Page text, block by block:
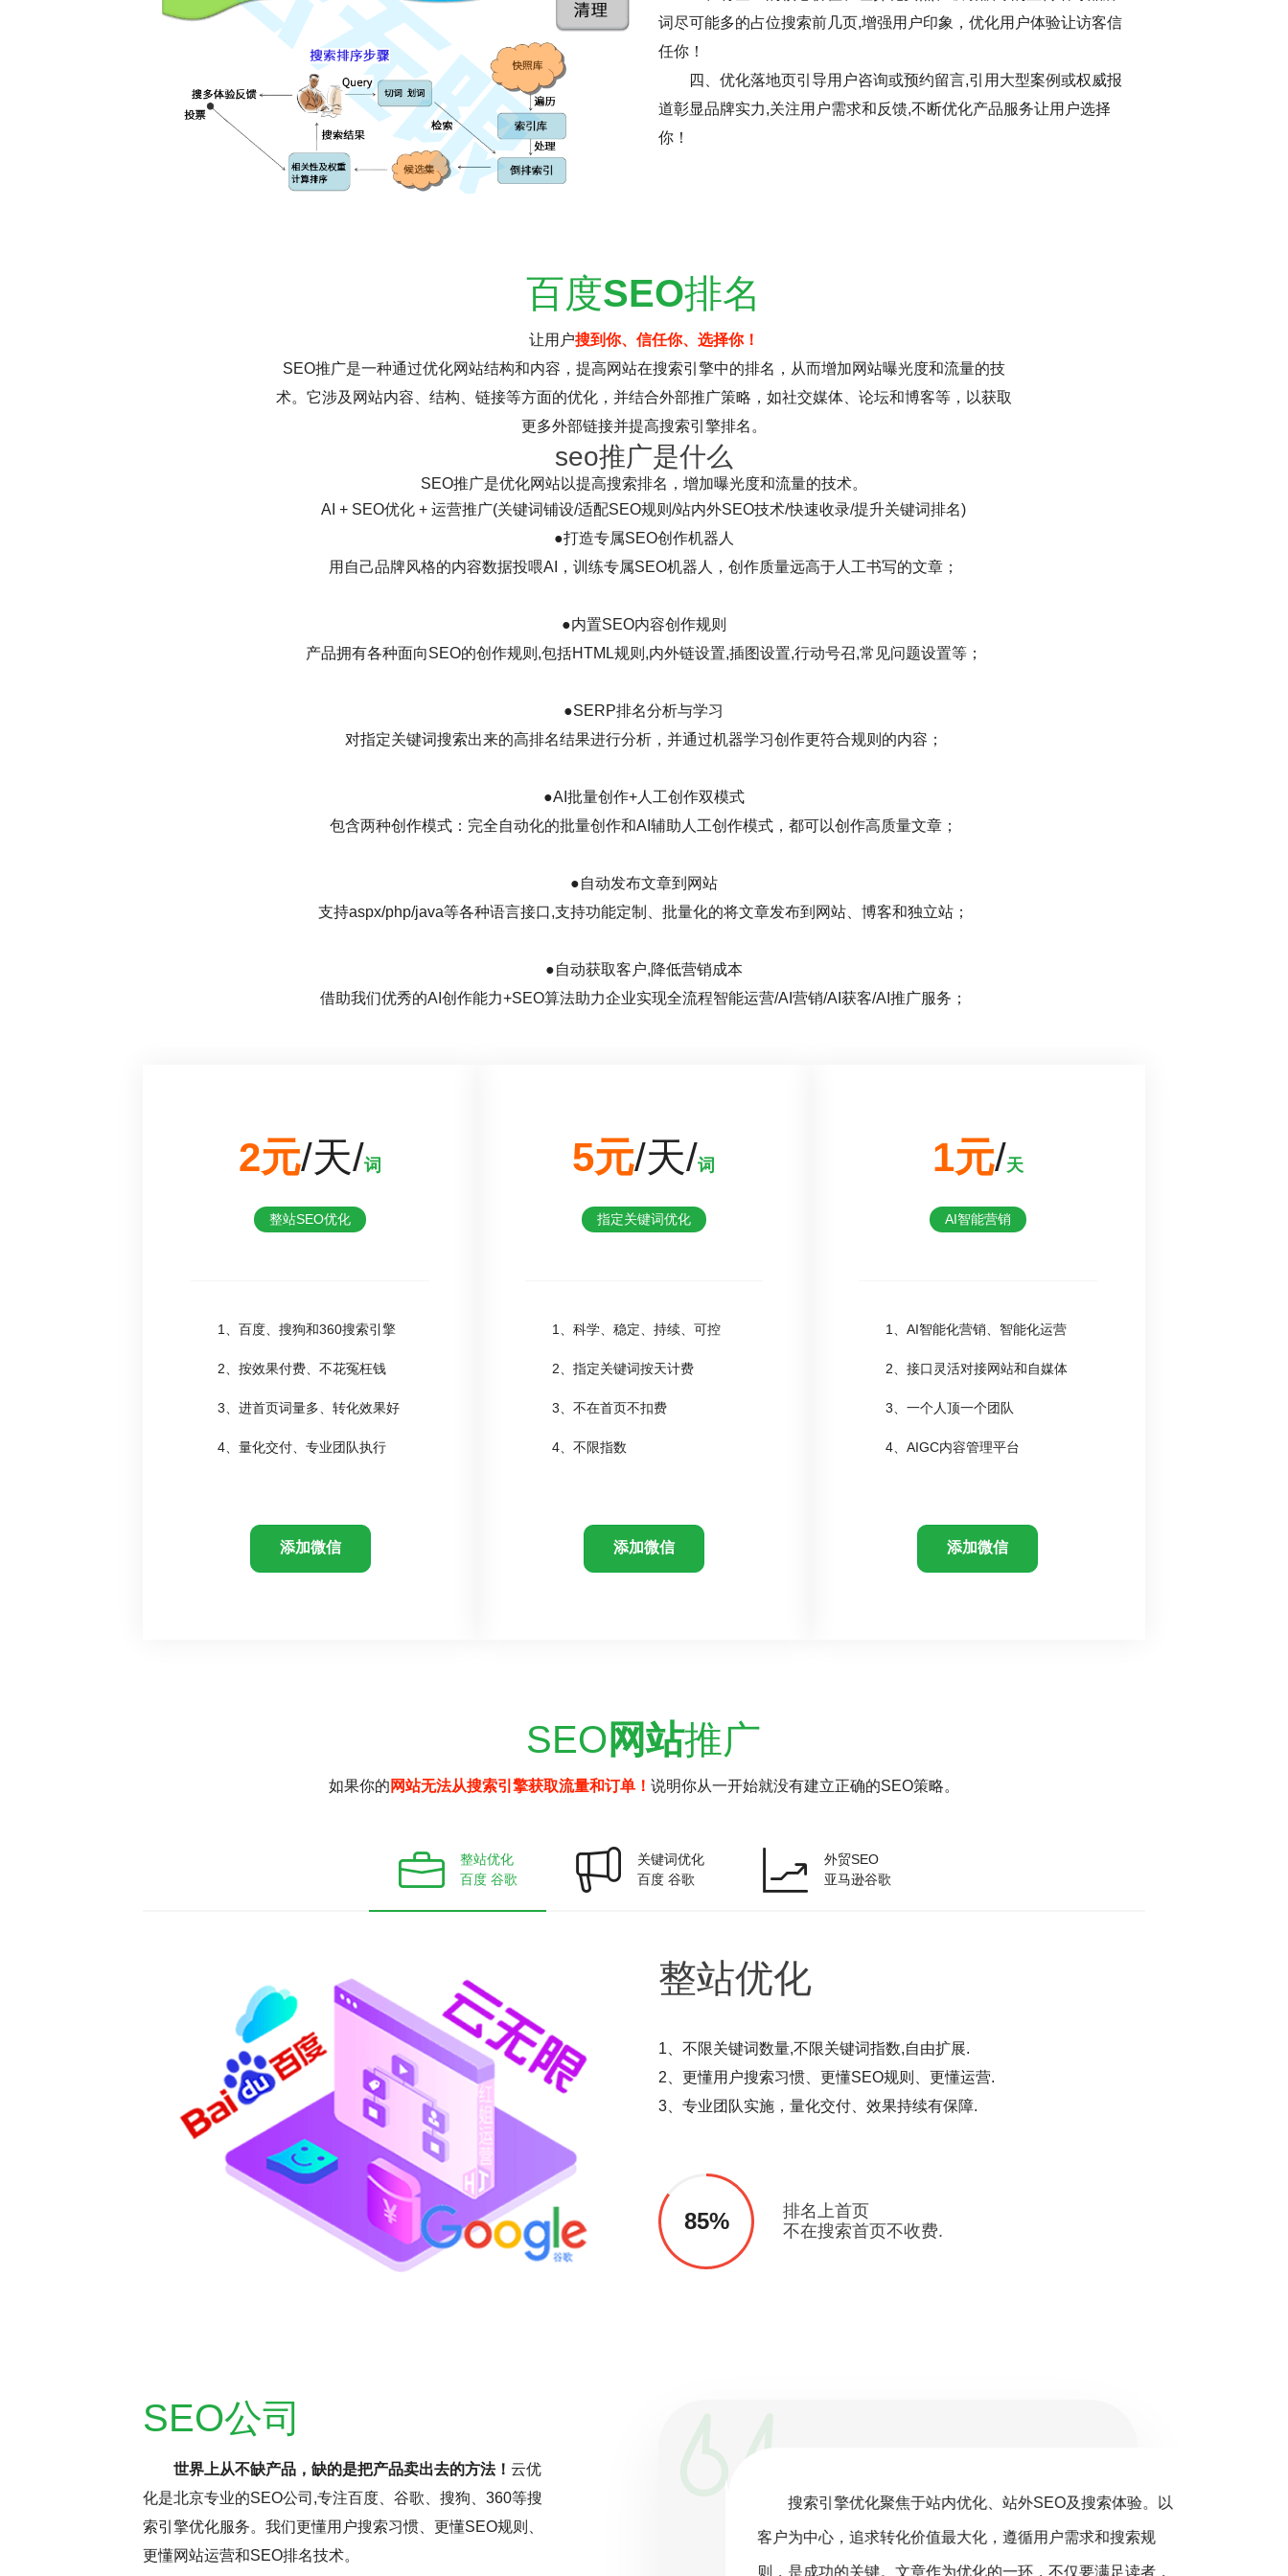
词尽可能多的占位搜索前几页,增强用户印象，优化用户体验让访客信
任你！
四、优化落地页引导用户咨询或预约留言,引用大型案例或权威报
道彰显品牌实力,关注用户需求和反馈,不断优化产品服务让用户选择
你！
百度SEO排名
让用户搜到你、信任你、选择你！
SEO推广是一种通过优化网站结构和内容，提高网站在搜索引擎中的排名，从而增加网站曝光度和流量的技
术。它涉及网站内容、结构、链接等方面的优化，并结合外部推广策略，如社交媒体、论坛和博客等，以获取
更多外部链接并提高搜索引擎排名。
seo推广是什么
SEO推广是优化网站以提高搜索排名，增加曝光度和流量的技术。
AI + SEO优化 + 运营推广(关键词铺设/适配SEO规则/站内外SEO技术/快速收录/提升关键词排名)
●打造专属SEO创作机器人
用自己品牌风格的内容数据投喂AI，训练专属SEO机器人，创作质量远高于人工书写的文章；
●内置SEO内容创作规则
产品拥有各种面向SEO的创作规则,包括HTML规则,内外链设置,插图设置,行动号召,常见问题设置等；
●SERP排名分析与学习
对指定关键词搜索出来的高排名结果进行分析，并通过机器学习创作更符合规则的内容；
●AI批量创作+人工创作双模式
包含两种创作模式：完全自动化的批量创作和AI辅助人工创作模式，都可以创作高质量文章；
●自动发布文章到网站
支持aspx/php/java等各种语言接口,支持功能定制、批量化的将文章发布到网站、博客和独立站；
●自动获取客户,降低营销成本
借助我们优秀的AI创作能力+SEO算法助力企业实现全流程智能运营/AI营销/AI获客/AI推广服务；
2元/天/词
整站SEO优化
1、百度、搜狗和360搜索引擎
2、按效果付费、不花冤枉钱
3、进首页词量多、转化效果好
4、量化交付、专业团队执行
添加微信
5元/天/词
指定关键词优化
1、科学、稳定、持续、可控
2、指定关键词按天计费
3、不在首页不扣费
4、不限指数
添加微信
1元/天
AI智能营销
1、AI智能化营销、智能化运营
2、接口灵活对接网站和自媒体
3、一个人顶一个团队
4、AIGC内容管理平台
添加微信
SEO 网站推广
如果你的 网站无法从搜索引擎获取流量和订单！ 说明你从一开始就没有建立正确的SEO策略。
整站优化
百度 谷歌
关键词优化
百度 谷歌
外贸SEO
亚马逊谷歌
整站优化
1、不限关键词数量,不限关键词指数,自由扩展.
2、更懂用户搜索习惯、更懂SEO规则、更懂运营.
3、专业团队实施，量化交付、效果持续有保障.
85%
排名上首页
不在搜索首页不收费.
SEO公司
世界上从不缺产品，缺的是把产品卖出去的方法！云优
化是北京专业的SEO公司,专注百度、谷歌、搜狗、360等搜
索引擎优化服务。我们更懂用户搜索习惯、更懂SEO规则、
更懂网站运营和SEO排名技术。
，但云优化认为，这更多与网
受多因素影响，但正确思维和
SEO网站优化是一项持续且精细化的工作，而非一劳永
逸。它要求优化师密切关注行业动态，深入分析数据，并根据
搜索引擎优化聚焦于站内优化、站外SEO及搜索体验。以
客户为中心，追求转化价值最大化，遵循用户需求和搜索规
则，是成功的关键。文章作为优化的一环，不仅要满足读者，